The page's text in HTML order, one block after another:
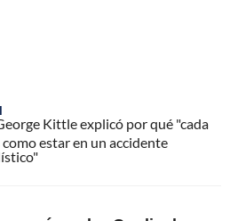
Kittle explicó por qué "cada
estar en un accidente